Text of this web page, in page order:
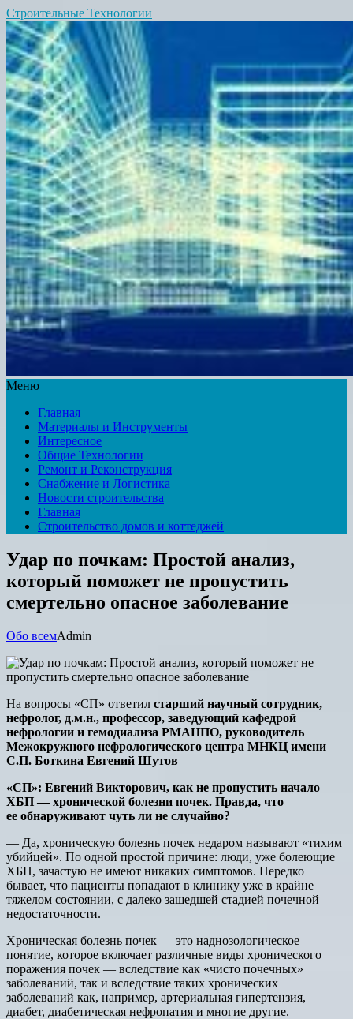
Строительные Технологии
Меню
Главная
Материалы и Инструменты
Интересное
Общие Технологии
Ремонт и Реконструкция
Снабжение и Логистика
Новости строительства
Главная
Строительство домов и коттеджей
Удар по почкам: Простой анализ,
который поможет не пропустить
смертельно опасное заболевание
Обо всемAdmin
На вопросы «СП» ответил старший научный сотрудник,
нефролог, д.м.н., профессор, заведующий кафедрой
нефрологии и гемодиализа РМАНПО, руководитель
Межокружного нефрологического центра МНКЦ имени
С.П. Боткина Евгений Шутов
«СП»: Евгений Викторович, как не пропустить начало
ХБП — хронической болезни почек. Правда, что
ее обнаруживают чуть ли не случайно?
— Да, хроническую болезнь почек недаром называют «тихим
убийцей». По одной простой причине: люди, уже болеющие
ХБП, зачастую не имеют никаких симптомов. Нередко
бывает, что пациенты попадают в клинику уже в крайне
тяжелом состоянии, c далеко зашедшей стадией почечной
недостаточности.
Хроническая болезнь почек — это наднозологическое
понятие, которое включает различные виды хронического
поражения почек — вследствие как «чисто почечных»
заболеваний, так и вследствие таких хронических
заболеваний как, например, артериальная гипертензия,
диабет, диабетическая нефропатия и многие другие.